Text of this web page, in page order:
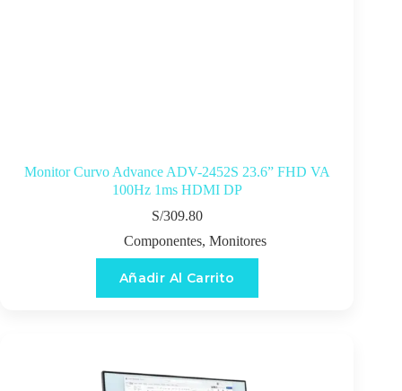
Monitor Curvo Advance ADV-2452S 23.6” FHD VA
100Hz 1ms HDMI DP
S/309.80
Componentes, Monitores
Añadir Al Carrito